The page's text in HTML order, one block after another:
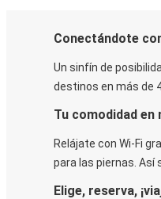
Conectándote
Un sinfín de
destinos en más de
Tu comodidad en
Relájate con Wi-Fi
para las piernas. Así
Elige, reserva,